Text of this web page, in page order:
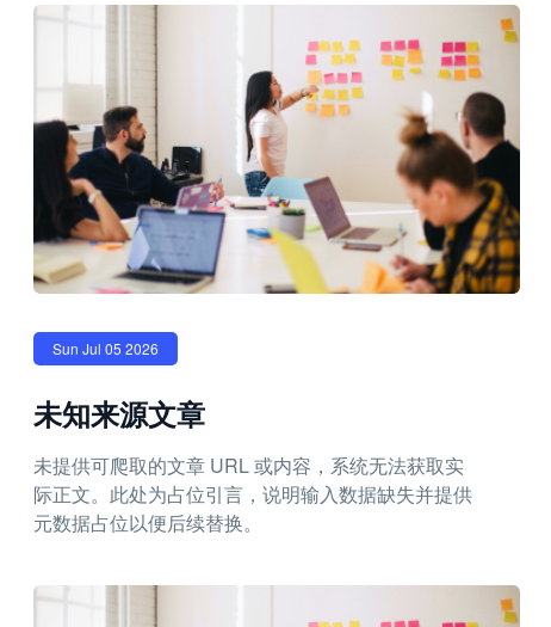
Sun Jul 05 2026
未知来源文章
未提供可爬取的文章 URL 或内容，系统无法获取实
际正文。此处为占位引言，说明输入数据缺失并提供
元数据占位以便后续替换。